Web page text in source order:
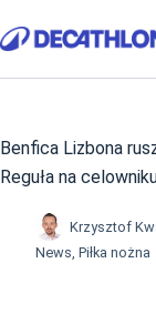
do
Benfica Lizbona
Reguła na
Krzysztof
News, Piłka nożna